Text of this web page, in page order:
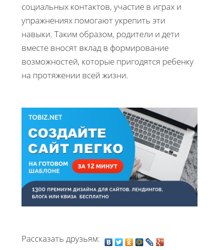
социальных контактов, участие в играх и
упражнениях помогают укрепить эти
навыки. Таким образом, родители и дети
вместе вносят вклад в формирование
возможностей, которые пригодятся ребенку
на протяжении всей жизни.
Рассказать друзьям: